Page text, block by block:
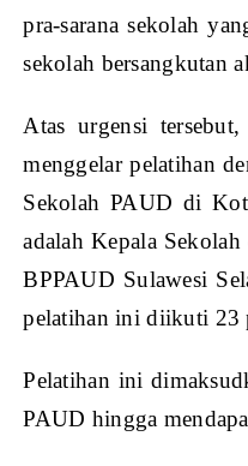
pra-sarana sekolah
sekolah bersangkutan
Atas urgensi
menggelar pelatihan
Sekolah PAUD di
adalah Kepala
BPPAUD Sulawesi
pelatihan ini diikuti 23
Pelatihan ini
PAUD hingga